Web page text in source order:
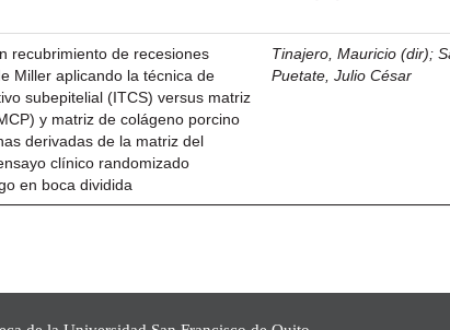
recubrimiento de recesiones
Miller aplicando la técnica de
subepitelial (ITCS) versus matriz
y matriz de colágeno porcino
derivadas de la matriz del
clínico randomizado
en boca dividida
Tinajero, Mauricio (dir);
Puetate, Julio César